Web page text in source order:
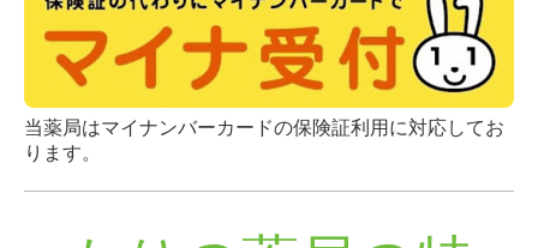
当薬局はマイナンバーカードの保険証利用に対応してお
ります。